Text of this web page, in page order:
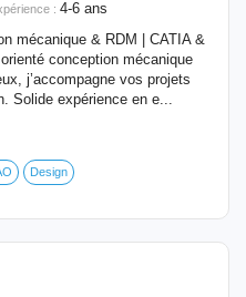
: 4-6 ans
mécanique & RDM | CATIA &
conception mécanique
j’accompagne vos projets
Solide expérience en e...
Design